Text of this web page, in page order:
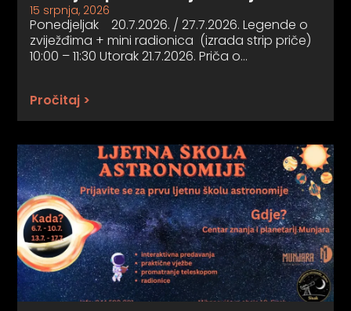
15 srpnja, 2026
Ponedjeljak 20.7.2026. / 27.7.2026. Legende o
zviježđima + mini radionica (izrada strip priče)
10:00 – 11:30 Utorak 21.7.2026. Priča o…
Pročitaj >